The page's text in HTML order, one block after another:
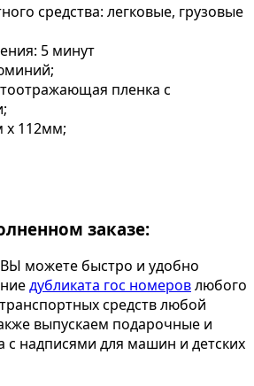
средства: легковые, грузовые
5 минут
пленка с
х 112мм;
заказе:
можете быстро и удобно
дубликата гос номеровлюбого
средств любой
выпускаем подарочные и
с надписями для машин и детских